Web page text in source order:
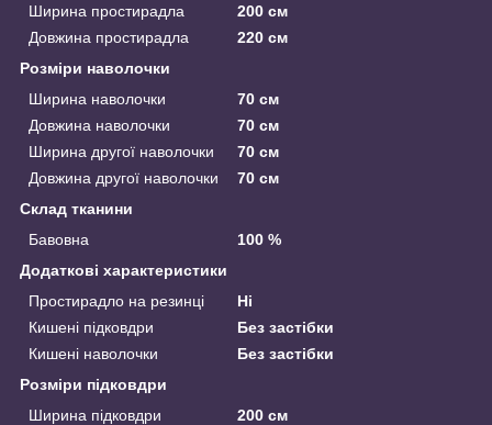
Ширина простирадла
200 см
Довжина простирадла
220 см
Розміри наволочки
Ширина наволочки
70 см
Довжина наволочки
70 см
Ширина другої наволочки
70 см
Довжина другої наволочки
70 см
Склад тканини
Бавовна
100 %
Додаткові характеристики
Простирадло на резинці
Ні
Кишені підковдри
Без застібки
Кишені наволочки
Без застібки
Розміри підковдри
Ширина підковдри
200 см